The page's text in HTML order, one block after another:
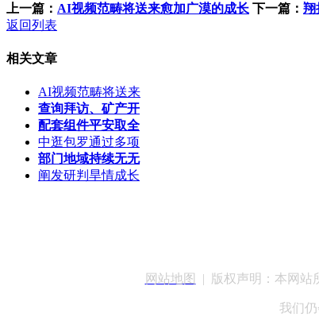
上一篇： AI视频范畴将送来愈加广漠的成长 下一篇： 翔
返回列表
相关文章
AI视频范畴将送来
查询拜访、矿产开
配套组件平安取全
中逛包罗通过多项
部门地域持续无无
阐发研判旱情成长
网站地图 | 版权声明：本网站
我们